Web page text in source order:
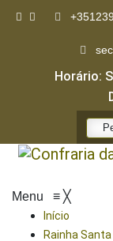
Horário:
Menu ≡ ╳
Início
Rainha Santa